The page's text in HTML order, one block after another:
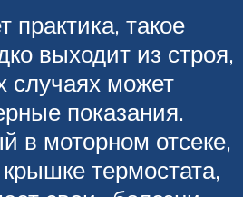
практика, такое
выходит из строя,
случаях может
показания.
в моторном отсеке,
термостата,